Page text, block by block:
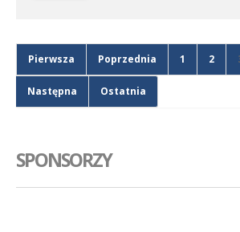
Pierwsza Poprzednia 1 2
Następna Ostatnia
SPONSORZY